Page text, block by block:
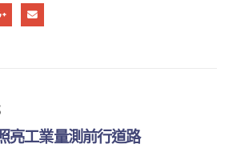
亮工業量測前行道路